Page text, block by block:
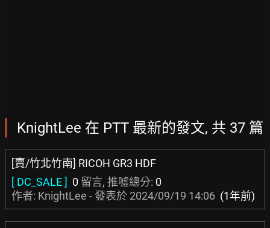
KnightLee 在 PTT 最新的發文, 共 37 篇
[賣/竹北竹南] RICOH GR3 HDF
[ DC_SALE ] 0 留言, 推噓總分: 0
作者: KnightLee - 發表於 2024/09/19 14:06 (1年前)